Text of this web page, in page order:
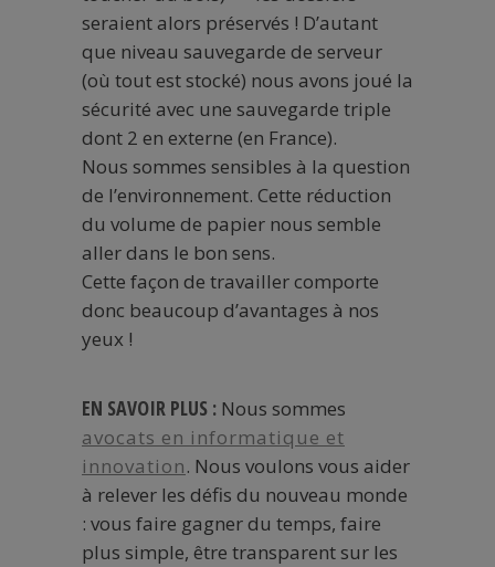
seraient alors préservés ! D’autant
que niveau sauvegarde de serveur
(où tout est stocké) nous avons joué la
sécurité avec une sauvegarde triple
dont 2 en externe (en France).
Nous sommes sensibles à la question
de l’environnement. Cette réduction
du volume de papier nous semble
aller dans le bon sens.
Cette façon de travailler comporte
donc beaucoup d’avantages à nos
yeux !
EN SAVOIR PLUS : Nous sommes
avocats en informatique et
innovation. Nous voulons vous aider
à relever les défis du nouveau monde
: vous faire gagner du temps, faire
plus simple, être transparent sur les